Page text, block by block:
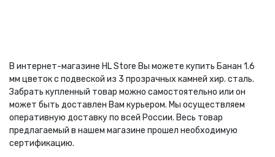
В интернет-магазине HL Store Вы можете купить Банан 1.6
мм цветок с подвеской из 3 прозрачных камней хир. сталь.
Забрать купленный товар можно самостоятельно или он
может быть доставлен Вам курьером. Мы осуществляем
оперативную доставку по всей России. Весь товар
предлагаемый в нашем магазине прошел необходимую
сертификацию.